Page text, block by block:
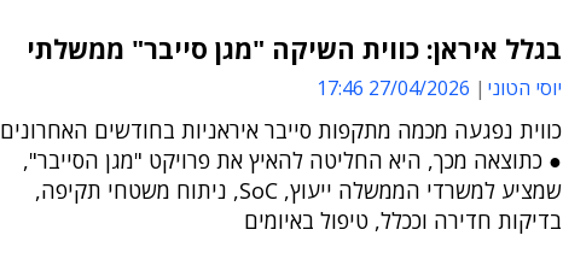
בגלל איראן: כווית השיקה "מגן סייבר" ממשלתי
יוסי הטוני 27/04/2026 17:46
כווית נפגעה מכמה מתקפות סייבר איראניות בחודשים האחרונים
● כתוצאה מכך, היא החליטה להאיץ את פרויקט "מגן הסייבר",
שמציע למשרדי הממשלה ייעוץ, SoC, ניתוח משטחי תקיפה,
בדיקות חדירה וככלל, טיפול באיומים